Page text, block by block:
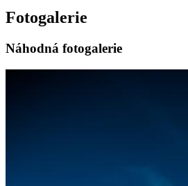
Fotogalerie
Náhodná fotogalerie